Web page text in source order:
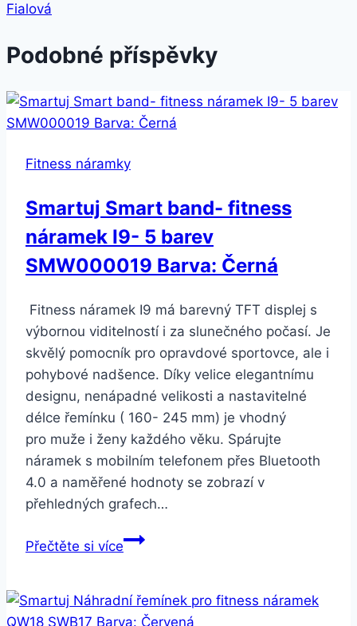
Fialová
Podobné příspěvky
Fitness náramky
Smartuj Smart band- fitness
náramek I9- 5 barev
SMW000019 Barva: Černá
Fitness náramek I9 má barevný TFT displej s
výbornou viditelností i za slunečného počasí. Je
skvělý pomocník pro opravdové sportovce, ale i
pohybové nadšence. Díky velice elegantnímu
designu, nenápadné velikosti a nastavitelné
délce řemínku ( 160- 245 mm) je vhodný
pro muže i ženy každého věku. Spárujte
náramek s mobilním telefonem přes Bluetooth
4.0 a naměřené hodnoty se zobrazí v
přehledných grafech…
Přečtěte si víceSmartuj
fitness